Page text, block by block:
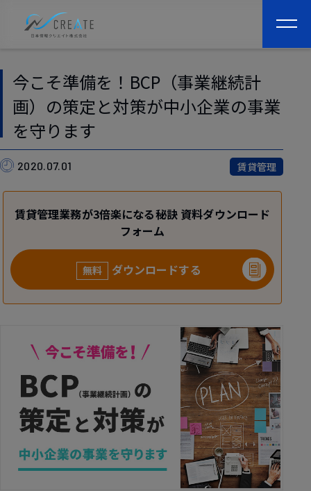
今こそ準備を！BCP（事業継続計
画）の策定と対策が中小企業の事業
を守ります
2020.07.01 賃貸管理
賃貸管理業務が3倍楽になる秘訣 資料ダウンロード
フォーム
無料 ダウンロードする